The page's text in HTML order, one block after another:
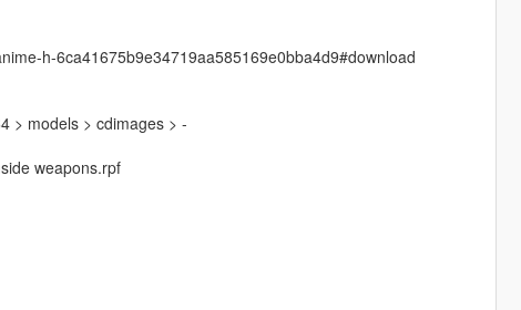
h-6ca41675b9e34719aa585169e0bba4d9#download
> models > cdimages > -
weapons.rpf